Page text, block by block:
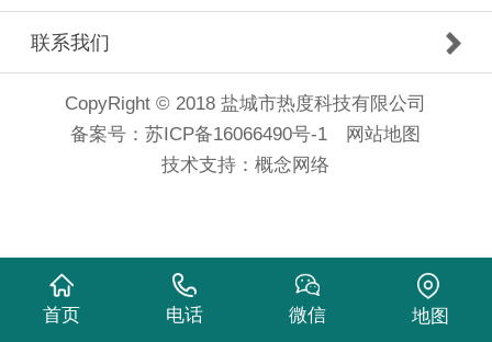
联系我们
CopyRight © 2018 盐城市热度科技有限公司
备案号：苏ICP备16066490号-1
网站地图
技术支持：概念网络
首页 电话 微信 地图